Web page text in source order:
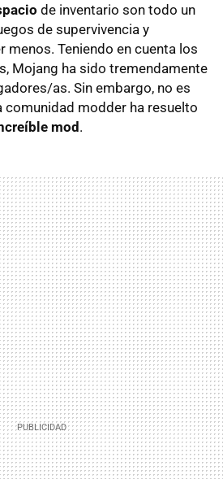
de inventario son todo un
de supervivencia y
menos. Teniendo en cuenta los
Mojang ha sido tremendamente
as. Sin embargo, no es
comunidad modder ha resuelto
mod.